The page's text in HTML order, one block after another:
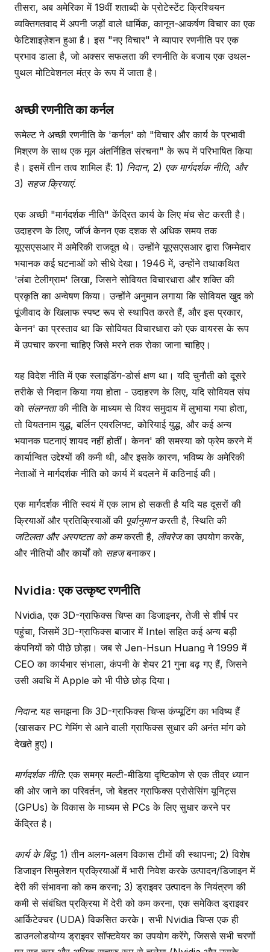
तीसरा, अब अमेरिका में 19वीं शताब्दी के प्रोटेस्टेंट क्रिश्चियन
व्यक्तिगतवाद में अपनी जड़ों वाले धार्मिक, कानून-आकर्षण विचार का एक
फेटिशाइज़ेशन हुआ है। इस "नए विचार" ने व्यापार रणनीति पर एक
प्रभाव डाला है, जो अक्सर सफलता की रणनीति के बजाय एक उथल-
पुथल मोटिवेशनल मंत्र के रूप में जाता है।
अच्छी रणनीति का कर्नल
रूमेल्ट ने अच्छी रणनीति के 'कर्नल' को "विचार और कार्य के प्रभावी
मिश्रण के साथ एक मूल अंतर्निहित संरचना" के रूप में परिभाषित किया
है। इसमें तीन तत्व शामिल हैं: 1) निदान, 2) एक मार्गदर्शक नीति, और
3) सहज क्रियाएं.
एक अच्छी "मार्गदर्शक नीति" केंद्रित कार्य के लिए मंच सेट करती है।
उदाहरण के लिए, जॉर्ज केनन एक दशक से अधिक समय तक
यूएसएसआर में अमेरिकी राजदूत थे। उन्होंने यूएसएसआर द्वारा जिम्मेदार
भयानक कई घटनाओं को सीधे देखा। 1946 में, उन्होंने तथाकथित
'लंबा टेलीग्राम' लिखा, जिसने सोवियत विचारधारा और शक्ति की
प्रकृति का अन्वेषण किया। उन्होंने अनुमान लगाया कि सोवियत खुद को
पूंजीवाद के खिलाफ स्पष्ट रूप से स्थापित करते हैं, और इस प्रकार,
केनन' का प्रस्ताव था कि सोवियत विचारधारा को एक वायरस के रूप
में उपचार करना चाहिए जिसे मरने तक रोका जाना चाहिए।
यह विदेश नीति में एक स्लाइडिंग-डोर्स क्षण था। यदि चुनौती को दूसरे
तरीके से निदान किया गया होता - उदाहरण के लिए, यदि सोवियत संघ
को संलग्नताकी नीति के माध्यम से विश्व समुदाय में लुभाया गया होता,
तो वियतनाम युद्ध, बर्लिन एयरलिफ्ट, कोरियाई युद्ध, और कई अन्य
भयानक घटनाएं शायद नहीं होतीं। केनन' की समस्या को फ्रेम करने में
कार्यान्वित उद्देश्यों की कमी थी, और इसके कारण, भविष्य के अमेरिकी
नेताओं ने मार्गदर्शक नीति को कार्य में बदलने में कठिनाई की।
एक मार्गदर्शक नीति स्वयं में एक लाभ हो सकती है यदि यह दूसरों की
क्रियाओं और प्रतिक्रियाओं की पूर्वानुमानकरती है, स्थिति की
जटिलता और अस्पष्टता को कमकरती है, लीवरेजका उपयोग करके,
और नीतियों और कार्यों को सहजबनाकर।
Nvidia: एक उत्कृष्ट रणनीति
Nvidia, एक 3D-ग्राफिक्स चिप्स का डिजाइनर, तेजी से शीर्ष पर
पहुंचा, जिसमें 3D-ग्राफिक्स बाजार में Intel सहित कई अन्य बड़ी
कंपनियों को पीछे छोड़ा। जब से Jen-Hsun Huang ने 1999 में
CEO का कार्यभार संभाला, कंपनी के शेयर 21 गुना बढ़ गए हैं, जिसने
उसी अवधि में Apple को भी पीछे छोड़ दिया।
निदान: यह समझना कि 3D-ग्राफिक्स चिप्स कंप्यूटिंग का भविष्य हैं
(खासकर PC गेमिंग से आने वाली ग्राफिक्स सुधार की अनंत मांग को
देखते हुए)।
मार्गदर्शक नीति: एक समग्र मल्टी-मीडिया दृष्टिकोण से एक तीव्र ध्यान
की ओर जाने का परिवर्तन, जो बेहतर ग्राफिक्स प्रोसेसिंग यूनिट्स
(GPUs) के विकास के माध्यम से PCs के लिए सुधार करने पर
केंद्रित है।
कार्य के बिंदु: 1) तीन अलग-अलग विकास टीमों की स्थापना; 2) विशेष
डिजाइन सिमुलेशन प्रक्रियाओं में भारी निवेश करके उत्पादन/डिजाइन में
देरी की संभावना को कम करना; 3) ड्राइवर उत्पादन के नियंत्रण की
कमी से संबंधित प्रक्रिया में देरी को कम करना, एक समेकित ड्राइवर
आर्किटेक्चर (UDA) विकसित करके। सभी Nvidia चिप्स एक ही
डाउनलोडयोग्य ड्राइवर सॉफ्टवेयर का उपयोग करेंगे, जिससे सभी चरणों